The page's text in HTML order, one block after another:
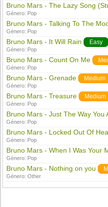
Bruno Mars - The Lazy Song
Género: Pop
Bruno Mars - Talking To The
Género: Pop
Bruno Mars - It Will Rain Easy
Género: Pop
Bruno Mars - Count On Me
Género: Pop
Bruno Mars - Grenade Medium
Género: Pop
Bruno Mars - Treasure Medium
Género: Pop
Bruno Mars - Just The Way You
Género: Pop
Bruno Mars - Locked Out Of
Género: Pop
Bruno Mars - When I Was Your
Género: Pop
Bruno Mars - Nothing on you
Género:Other